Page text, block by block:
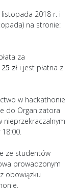
2018 r. i
na stronie:
za
25 zł i jest płatna z
w hackathonie
do Organizatora
nieprzekraczalnym
ze studentów
prowadzonym
obowiązku